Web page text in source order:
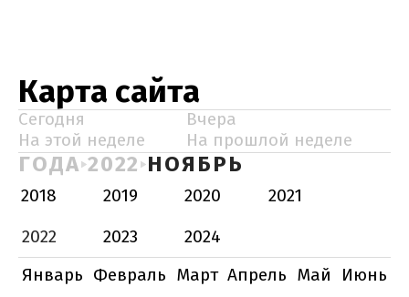
Карта сайта
Сегодня
Вчера
На этой неделе
На прошлой неделе
ГОДА 2022 НОЯБРЬ
2018 2019 2020
2021
2022
2023
2024
Январь Февраль Март Апрель Май
Июнь